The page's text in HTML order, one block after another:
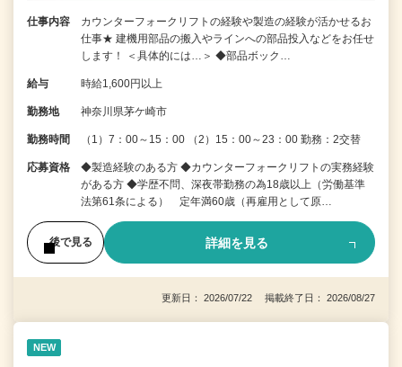
仕事内容
カウンターフォークリフトの経験や製造の経験が活かせるお
仕事★ 建機用部品の搬入やラインへの部品投入などをお任せ
します！ ＜具体的には…＞ ◆部品ボック…
給与 時給1,600円以上
勤務地 神奈川県茅ケ崎市
勤務時間 （1）7：00～15：00 （2）15：00～23：00 勤務：2交替
応募資格
◆製造経験のある方 ◆カウンターフォークリフトの実務経験
がある方 ◆学歴不問、深夜帯勤務の為18歳以上（労働基準
法第61条による） 定年満60歳（再雇用として原…
後で見る 詳細を見る
更新日： 2026/07/22 掲載終了日： 2026/08/27
NEW